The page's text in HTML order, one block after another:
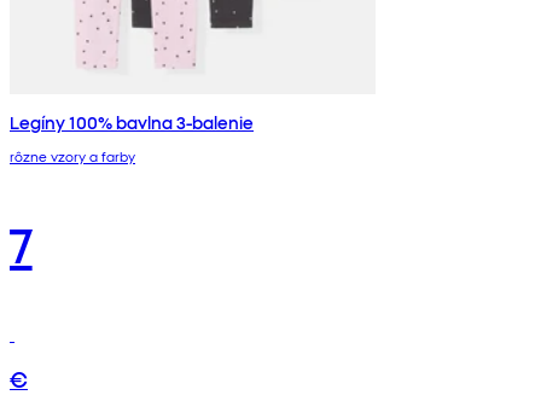
Legíny 100% bavlna 3-balenie
rôzne vzory a farby
7
€